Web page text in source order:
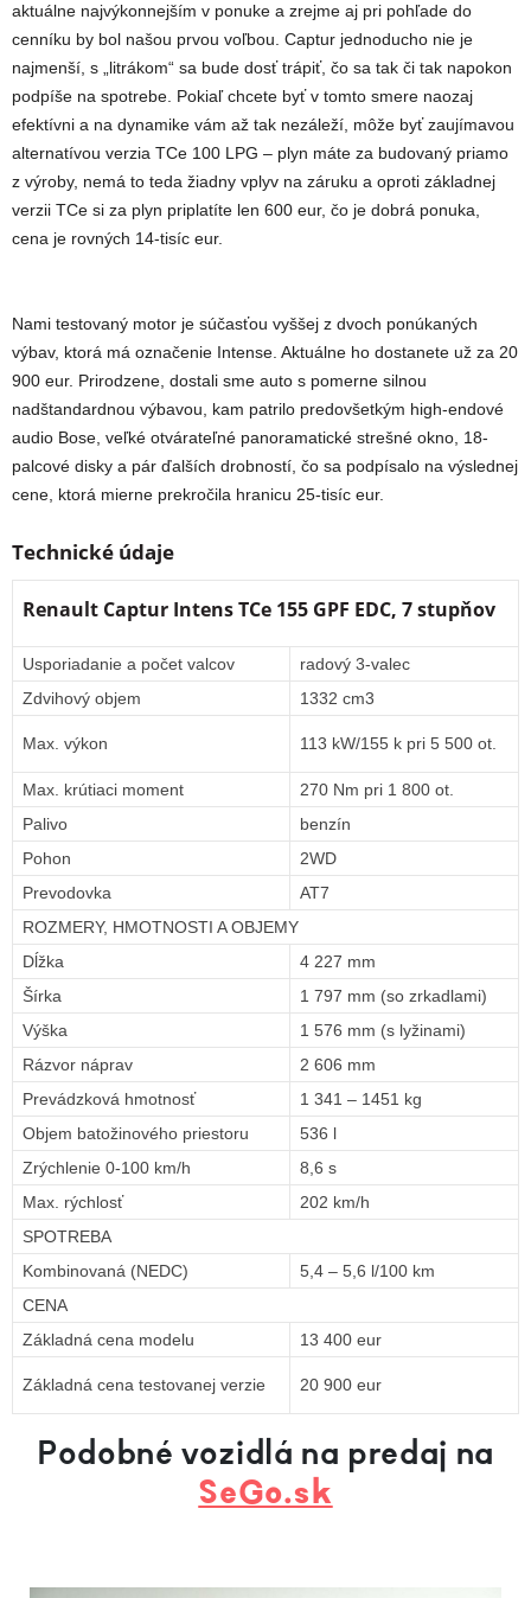
aktuálne najvýkonnejším v ponuke a zrejme aj pri pohľade do
cenníku by bol našou prvou voľbou. Captur jednoducho nie je
najmenší, s „litrákom“ sa bude dosť trápiť, čo sa tak či tak napokon
podpíše na spotrebe. Pokiaľ chcete byť v tomto smere naozaj
efektívni a na dynamike vám až tak nezáleží, môže byť zaujímavou
alternatívou verzia TCe 100 LPG – plyn máte za budovaný priamo
z výroby, nemá to teda žiadny vplyv na záruku a oproti základnej
verzii TCe si za plyn priplatíte len 600 eur, čo je dobrá ponuka,
cena je rovných 14-tisíc eur.
Nami testovaný motor je súčasťou vyššej z dvoch ponúkaných
výbav, ktorá má označenie Intense. Aktuálne ho dostanete už za 20
900 eur. Prirodzene, dostali sme auto s pomerne silnou
nadštandardnou výbavou, kam patrilo predovšetkým high-endové
audio Bose, veľké otvárateľné panoramatické strešné okno, 18-
palcové disky a pár ďalších drobností, čo sa podpísalo na výslednej
cene, ktorá mierne prekročila hranicu 25-tisíc eur.
Technické údaje
Renault Captur Intens TCe 155 GPF EDC, 7 stupňov
Usporiadanie a počet valcov
radový 3-valec
Zdvihový objem
1332 cm3
Max. výkon 113 kW/155 k pri 5 500 ot.
Max. krútiaci moment
270 Nm pri 1 800 ot.
Palivo
benzín
Pohon
2WD
Prevodovka
AT7
ROZMERY, HMOTNOSTI A OBJEMY
Dĺžka
4 227 mm
Šírka
1 797 mm (so zrkadlami)
Výška
1 576 mm (s lyžinami)
Rázvor náprav
2 606 mm
Prevádzková hmotnosť
1 341 – 1451 kg
Objem batožinového priestoru
536 l
Zrýchlenie 0-100 km/h
8,6 s
Max. rýchlosť
202 km/h
SPOTREBA
Kombinovaná (NEDC)
5,4 – 5,6 l/100 km
CENA
Základná cena modelu
13 400 eur
Základná cena testovanej verzie 20 900 eur